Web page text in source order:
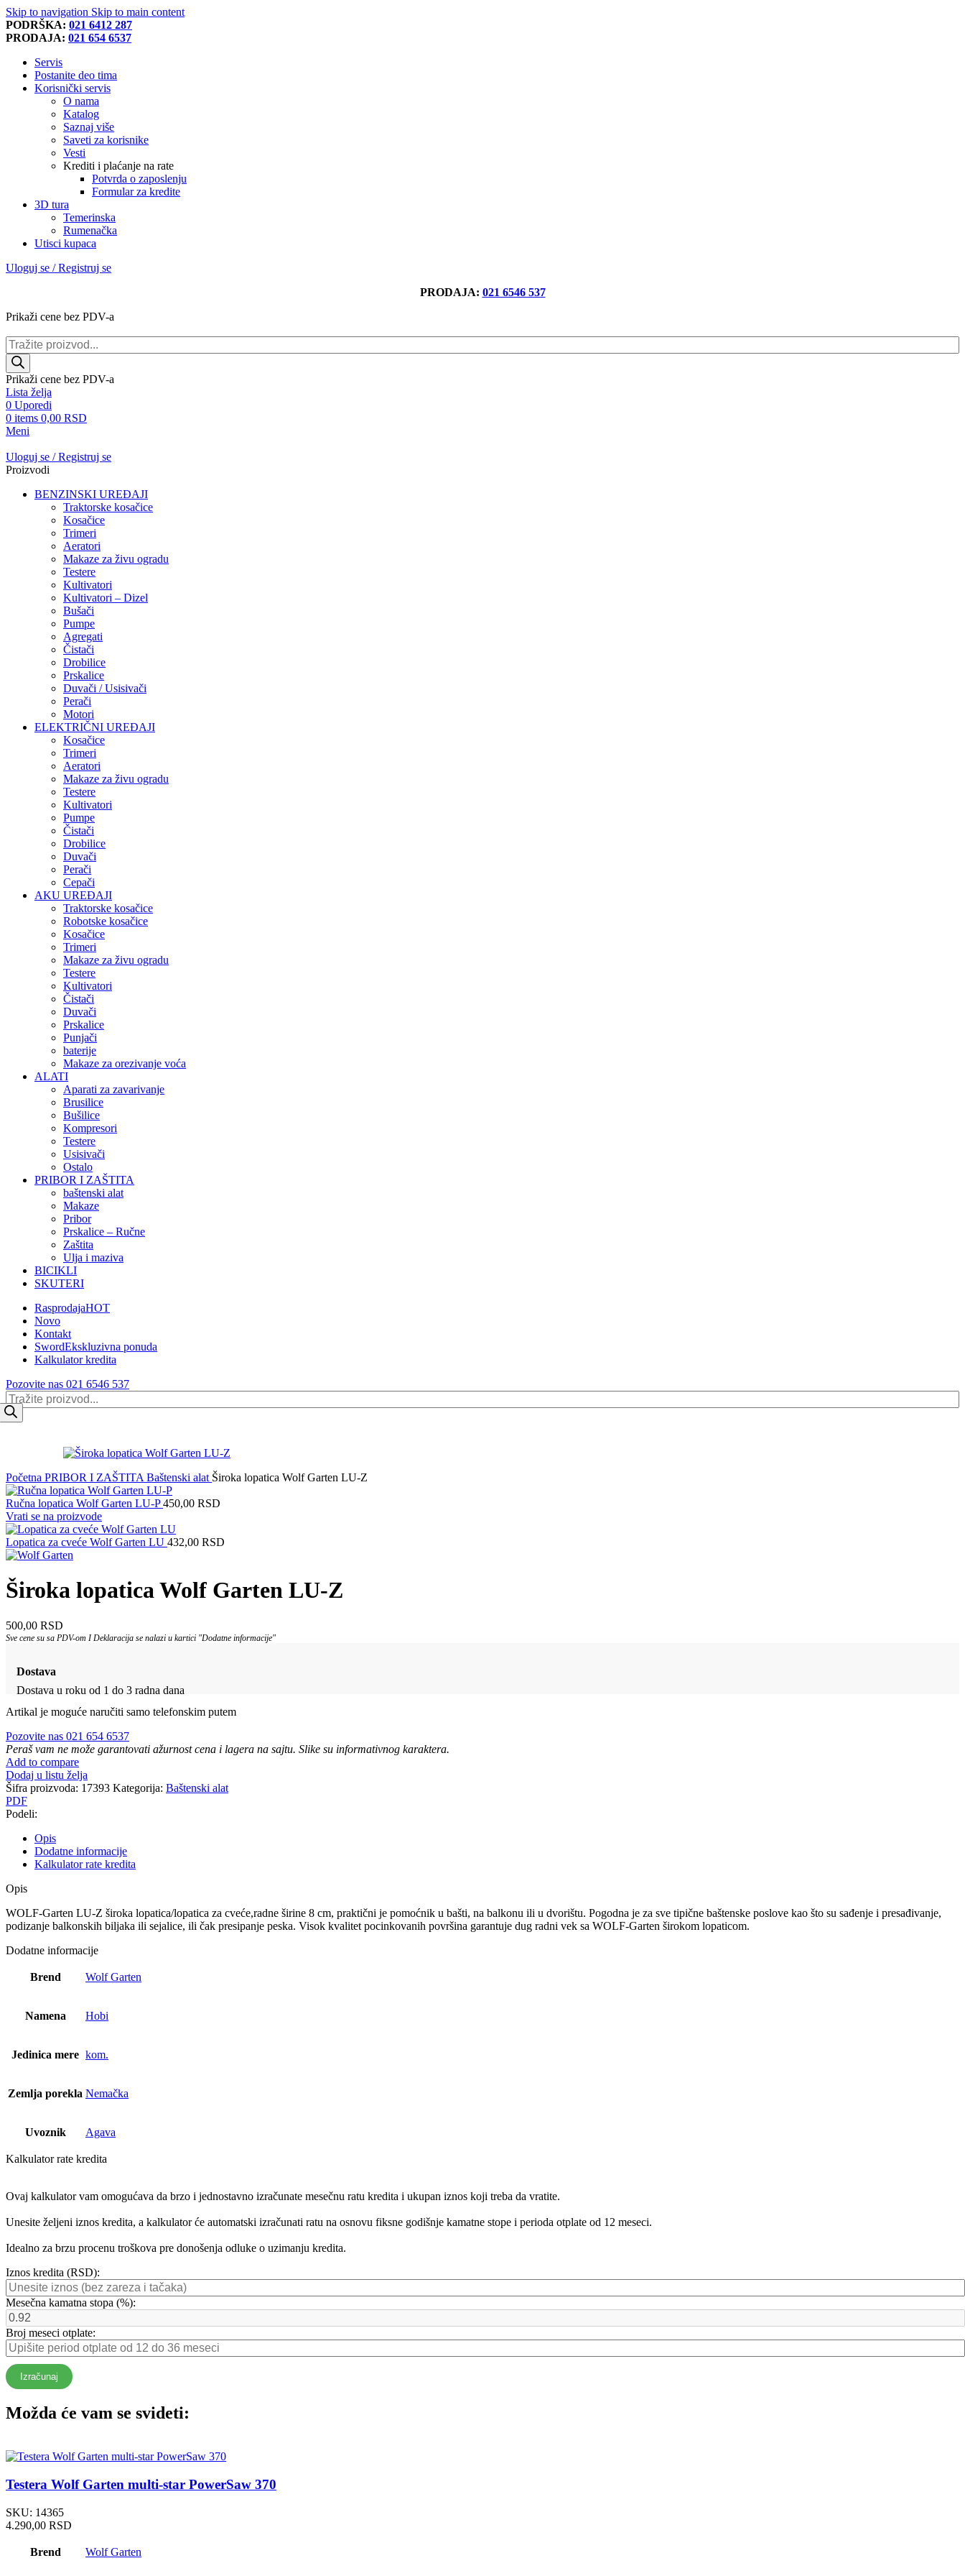
Skip to navigation Skip to main content
PODRŠKA: 021 6412 287
PRODAJA: 021 654 6537
Servis
Postanite deo tima
Korisnički servis
O nama
Katalog
Saznaj više
Saveti za korisnike
Vesti
Krediti i plaćanje na rate
Potvrda o zaposlenju
Formular za kredite
3D tura
Temerinska
Rumenačka
Utisci kupaca
Uloguj se / Registruj se
PRODAJA: 021 6546 537
Prikaži cene bez PDV-a
Products
search
Prikaži cene bez PDV-a
Lista želja
0 Uporedi
0 items 0,00 RSD
Meni
Uloguj se / Registruj se
Proizvodi
BENZINSKI UREĐAJI
Traktorske kosačice
Kosačice
Trimeri
Aeratori
Makaze za živu ogradu
Testere
Kultivatori
Kultivatori – Dizel
Bušači
Pumpe
Agregati
Čistači
Drobilice
Prskalice
Duvači / Usisivači
Perači
Motori
ELEKTRIČNI UREĐAJI
Kosačice
Trimeri
Aeratori
Makaze za živu ogradu
Testere
Kultivatori
Pumpe
Čistači
Drobilice
Duvači
Perači
Cepači
AKU UREĐAJI
Traktorske kosačice
Robotske kosačice
Kosačice
Trimeri
Makaze za živu ogradu
Testere
Kultivatori
Čistači
Duvači
Prskalice
Punjači
baterije
Makaze za orezivanje voća
ALATI
Aparati za zavarivanje
Brusilice
Bušilice
Kompresori
Testere
Usisivači
Ostalo
PRIBOR I ZAŠTITA
baštenski alat
Makaze
Pribor
Prskalice – Ručne
Zaštita
Ulja i maziva
BICIKLI
SKUTERI
RasprodajaHOT
Novo
Kontakt
SwordEkskluzivna ponuda
Kalkulator kredita
Pozovite nas 021 6546 537
Products
search
Početna PRIBOR I ZAŠTITA Baštenski alat Široka lopatica Wolf Garten LU-Z
Ručna lopatica Wolf Garten LU-P450,00 RSD
Vrati se na proizvode
Lopatica za cveće Wolf Garten LU 432,00 RSD
Široka lopatica Wolf Garten LU-Z
500,00 RSD
Sve cene su sa PDV-om I Deklaracija se nalazi u kartici "Dodatne informacije"
Dostava
Dostava u roku od 1 do 3 radna dana
Artikal je moguće naručiti samo telefonskim putem
Pozovite nas 021 654 6537
Peraš vam ne može garantovati ažurnost cena i lagera na sajtu. Slike su informativnog karaktera.
Add to compare
Dodaj u listu želja
Šifra proizvoda: 17393 Kategorija: Baštenski alat
PDF
Podeli:
Opis
Dodatne informacije
Kalkulator rate kredita
Opis
WOLF-Garten LU-Z široka lopatica/lopatica za cveće,radne širine 8 cm, praktični je pomoćnik u bašti, na balkonu ili u dvorištu. Pogodna je za sve tipične baštenske poslove kao što su sađenje i presađivanje,
podizanje balkonskih biljaka ili sejalice, ili čak presipanje peska. Visok kvalitet pocinkovanih površina garantuje dug radni vek sa WOLF-Garten širokom lopaticom.
Dodatne informacije
Brend Wolf Garten
Namena Hobi
Jedinica mere kom.
Zemlja porekla Nemačka
Uvoznik Agava
Kalkulator rate kredita
Ovaj kalkulator vam omogućava da brzo i jednostavno izračunate mesečnu ratu kredita i ukupan iznos koji treba da vratite.
Unesite željeni iznos kredita, a kalkulator će automatski izračunati ratu na osnovu fiksne godišnje kamatne stope i perioda otplate od 12 meseci.
Idealno za brzu procenu troškova pre donošenja odluke o uzimanju kredita.
Iznos kredita (RSD):
Mesečna kamatna stopa (%):
Broj meseci otplate:
Izračunaj
Možda će vam se svideti:
Testera Wolf Garten multi-star PowerSaw 370
SKU: 14365
4.290,00 RSD
Brend Wolf Garten